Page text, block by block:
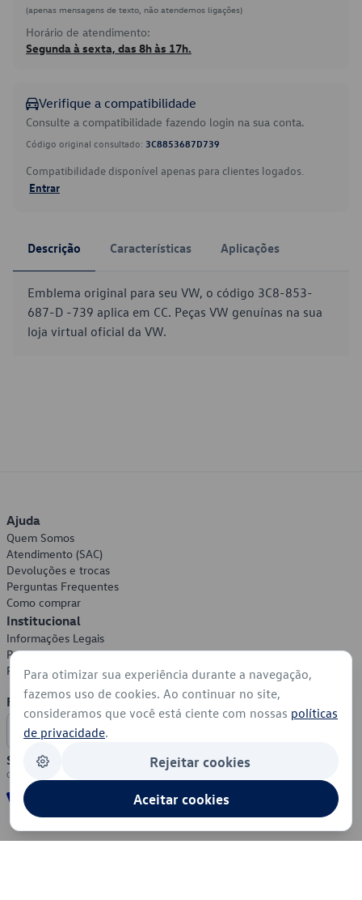
(apenas mensagens de texto, não atendemos ligações)
Horário de atendimento:
Segunda à sexta, das 8h às 17h.
Verifique a compatibilidade
Consulte a compatibilidade fazendo login na sua conta.
Código original consultado: 3C8853687D739
Compatibilidade disponível apenas para clientes logados.
Entrar
Descrição Características Aplicações
Emblema original para seu VW, o código 3C8-853-
687-D -739 aplica em CC. Peças VW genuínas na sua
loja virtual oficial da VW.
Ajuda
Quem Somos
Atendimento (SAC)
Devoluções e trocas
Perguntas Frequentes
Como comprar
Institucional
Informações Legais
Política de Privacidade
Política de Cookies
Formas de Pagamento
Segurança
Para otimizar sua experiência durante a navegação,
fazemos uso de cookies. Ao continuar no site,
consideramos que você está ciente com nossas políticas
de privacidade.
Rejeitar cookies
Aceitar cookies